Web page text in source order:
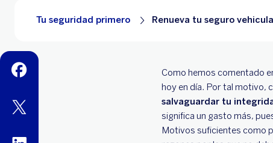
facebook
twitter
Tu seguridad primero Renueva tu seguro
Como hemos comentado
hoy en día. Por tal motivo,
salvaguardar tu
significa un gasto más,
Motivos suficientes como